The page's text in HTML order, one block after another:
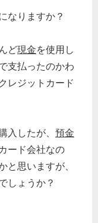
なりますか？
ど現金を使用し
支払ったのかわ
レジットカード
入したが、 預金
ード会社なの
と思いますが、
しょうか？